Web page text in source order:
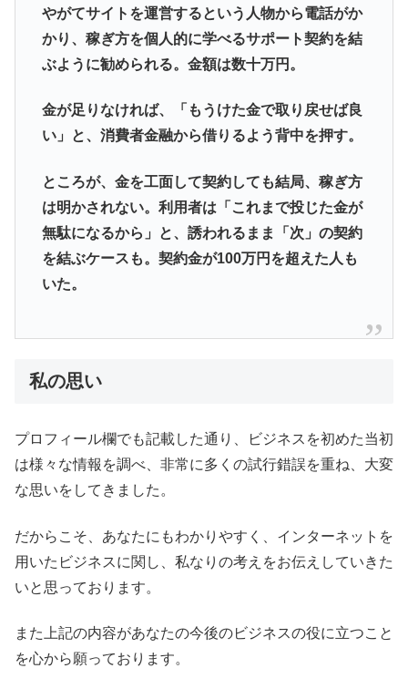
やがてサイトを運営するという人物から電話がか
かり、稼ぎ方を個人的に学べるサポート契約を結
ぶように勧められる。金額は数十万円。
金が足りなければ、「もうけた金で取り戻せば良
い」と、消費者金融から借りるよう背中を押す。
ところが、金を工面して契約しても結局、稼ぎ方
は明かされない。利用者は「これまで投じた金が
無駄になるから」と、誘われるまま「次」の契約
を結ぶケースも。契約金が100万円を超えた人も
いた。
私の思い
プロフィール欄でも記載した通り、ビジネスを初めた当初
は様々な情報を調べ、非常に多くの試行錯誤を重ね、大変
な思いをしてきました。
だからこそ、あなたにもわかりやすく、インターネットを
用いたビジネスに関し、私なりの考えをお伝えしていきた
いと思っております。
また上記の内容があなたの今後のビジネスの役に立つこと
を心から願っております。